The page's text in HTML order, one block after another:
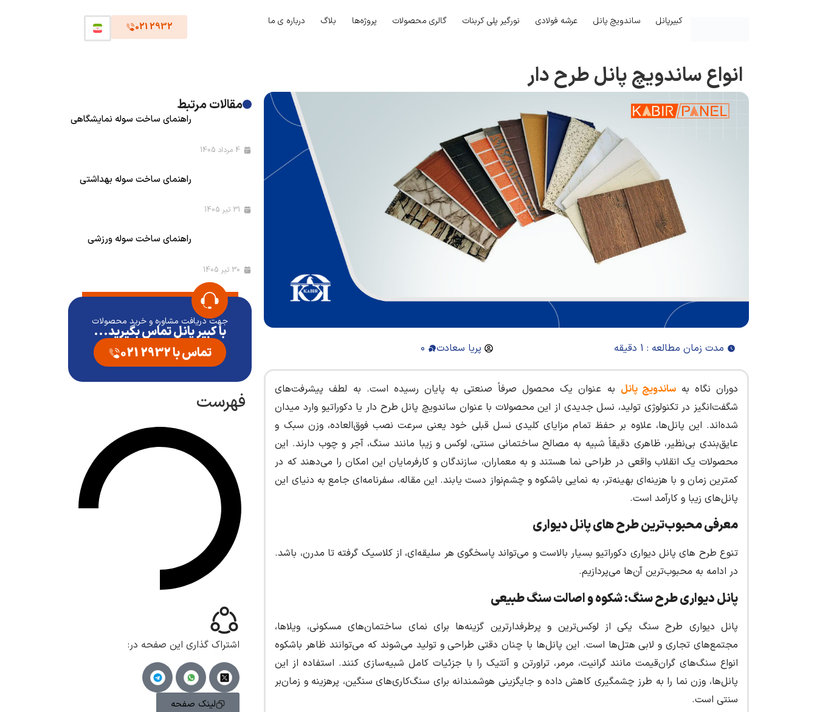
کبیرپانل ساندویچ پانل عرشه فولادی نورگیر پلی کربنات گالری محصولات پروژه‌ها بلاگ درباره ی ما 2932 021
انواع ساندویچ پانل طرح دار
مدت زمان مطالعه : 1 دقیقه پریا سعادت ۰
دوران نگاه بهساندویچ پانل به عنوان یک محصول صرفاً صنعتی به پایان رسیده است. به لطف پیشرفت‌های
شگفت‌انگیز در تکنولوژی تولید، نسل جدیدی از این محصولات با عنوان ساندویچ پانل طرح دار یا دکوراتیو وارد میدان
شده‌اند. این پانل‌ها، علاوه بر حفظ تمام مزایای کلیدی نسل قبلی خود یعنی سرعت نصب فوق‌العاده، وزن سبک و
عایق‌بندی بی‌نظیر، ظاهری دقیقاً شبیه به مصالح ساختمانی سنتی، لوکس و زیبا مانند سنگ، آجر و چوب دارند. این
محصولات یک انقلاب واقعی در طراحی نما هستند و به معماران، سازندگان و کارفرمایان این امکان را می‌دهند که در
کمترین زمان و با هزینه‌ای بهینه‌تر، به نمایی باشکوه و چشم‌نواز دست یابند. این مقاله، سفرنامه‌ای جامع به دنیای این
پانل‌های زیبا و کارآمد است.
معرفی محبوب‌ترین طرح های پانل دیواری
تنوع طرح های پانل دیواری دکوراتیو بسیار بالاست و می‌تواند پاسخگوی هر سلیقه‌ای، از کلاسیک گرفته تا مدرن، باشد.
در ادامه به محبوب‌ترین آن‌ها می‌پردازیم.
پانل دیواری طرح سنگ: شکوه و اصالت سنگ طبیعی
پانل دیواری طرح سنگ یکی از لوکس‌ترین و پرطرفدارترین گزینه‌ها برای نمای ساختمان‌های مسکونی، ویلاها،
مجتمع‌های تجاری و لابی هتل‌ها است. این پانل‌ها با چنان دقتی طراحی و تولید می‌شوند که می‌توانند ظاهر باشکوه
انواع سنگ‌های گران‌قیمت مانند گرانیت، مرمر، تراورتن و آنتیک را با جزئیات کامل شبیه‌سازی کنند. استفاده از این
پانل‌ها، وزن نما را به طرز چشمگیری کاهش داده و جایگزینی هوشمندانه برای سنگ‌کاری‌های سنگین، پرهزینه و زمان‌بر
سنتی است.
مقالات مرتبط
راهنمای ساخت سوله نمایشگاهی
4 مرداد 1405
راهنمای ساخت سوله بهداشتی
31 تیر 1405
راهنمای ساخت سوله ورزشی
30 تیر 1405
جهت دریافت مشاوره و خرید محصولات
با کبیر پانل تماس بگیرید...
تماس با 2932 021
فهرست
اشتراک گذاری این صفحه در:
لینک صفحه